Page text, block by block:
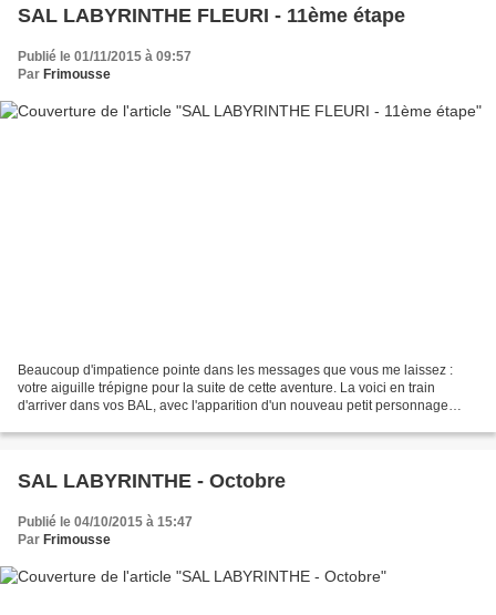
SAL LABYRINTHE FLEURI - 11ème étape
Publié le 01/11/2015 à 09:57
Par Frimousse
Beaucoup d'impatience pointe dans les messages que vous me laissez :
votre aiguille trépigne pour la suite de cette aventure. La voici en train
d'arriver dans vos BAL, avec l'apparition d'un nouveau petit personnage
SAL LABYRINTHE - Octobre
Publié le 04/10/2015 à 15:47
Par Frimousse